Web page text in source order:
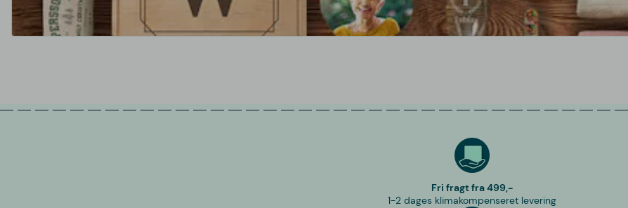
Fri fragt fra 499,-
1-2 dages klimakompenseret levering